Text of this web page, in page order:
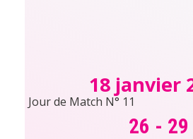
18 janvier
Jour de Match N° 11
26 - 29